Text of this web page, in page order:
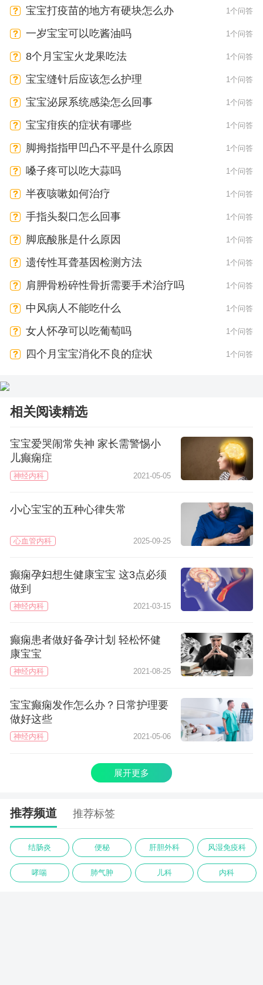
宝宝打疫苗的地方有硬块怎么办 1个问答
一岁宝宝可以吃酱油吗 1个问答
8个月宝宝火龙果吃法 1个问答
宝宝缝针后应该怎么护理 1个问答
宝宝泌尿系统感染怎么回事 1个问答
宝宝疳疾的症状有哪些 1个问答
脚拇指指甲凹凸不平是什么原因 1个问答
嗓子疼可以吃大蒜吗 1个问答
半夜咳嗽如何治疗 1个问答
手指头裂口怎么回事 1个问答
脚底酸胀是什么原因 1个问答
遗传性耳聋基因检测方法 1个问答
肩胛骨粉碎性骨折需要手术治疗吗 1个问答
中风病人不能吃什么 1个问答
女人怀孕可以吃葡萄吗 1个问答
四个月宝宝消化不良的症状 1个问答
相关阅读精选
宝宝爱哭闹常失神 家长需警惕小
儿癫痫症
神经内科 2021-05-05
小心宝宝的五种心律失常
心血管内科 2025-09-25
癫痫孕妇想生健康宝宝 这3点必须
做到
神经内科 2021-03-15
癫痫患者做好备孕计划 轻松怀健
康宝宝
神经内科 2021-08-25
宝宝癫痫发作怎么办？日常护理要
做好这些
神经内科 2021-05-06
展开更多
推荐频道 推荐标签
结肠炎 便秘 肝胆外科 风湿免疫科
哮喘 肺气肿 儿科 内科